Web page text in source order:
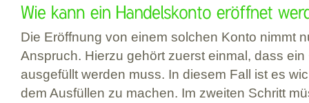
Die Eröffnung von einem solchen Konto nimmt
Anspruch. Hierzu gehört zuerst einmal, dass ein
ausgefüllt werden muss. In diesem Fall ist es
dem Ausfüllen zu machen. Im zweiten Schritt